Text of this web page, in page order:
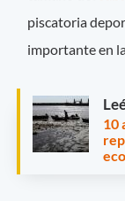
piscatoria
importante en
10